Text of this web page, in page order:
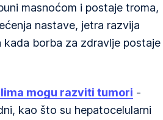
masnoćom i postaje troma,
nastave, jetra razvija
kada borba za zdravlje postaje
mogu razviti tumori -
kao što su hepatocelularni